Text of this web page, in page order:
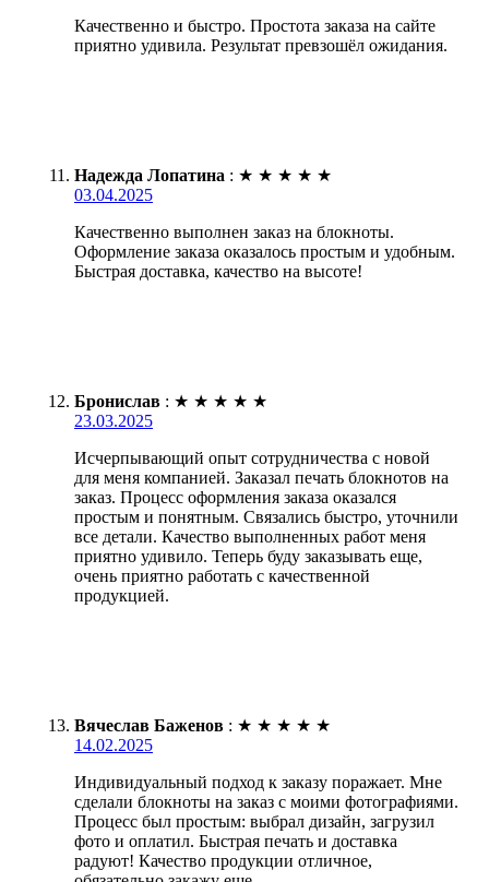
Качественно и быстро. Простота заказа на сайте
приятно удивила. Результат превзошёл ожидания.
Надежда Лопатина : ★ ★ ★ ★ ★
03.04.2025
Качественно выполнен заказ на блокноты.
Оформление заказа оказалось простым и удобным.
Быстрая доставка, качество на высоте!
Бронислав : ★ ★ ★ ★ ★
23.03.2025
Исчерпывающий опыт сотрудничества с новой
для меня компанией. Заказал печать блокнотов на
заказ. Процесс оформления заказа оказался
простым и понятным. Связались быстро, уточнили
все детали. Качество выполненных работ меня
приятно удивило. Теперь буду заказывать еще,
очень приятно работать с качественной
продукцией.
Вячеслав Баженов : ★ ★ ★ ★ ★
14.02.2025
Индивидуальный подход к заказу поражает. Мне
сделали блокноты на заказ с моими фотографиями.
Процесс был простым: выбрал дизайн, загрузил
фото и оплатил. Быстрая печать и доставка
радуют! Качество продукции отличное,